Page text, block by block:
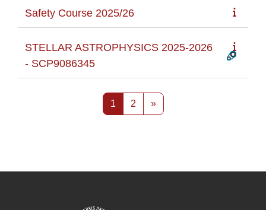
Safety Course 2025/26
STELLAR ASTROPHYSICS 2025-2026
- SCP9086345
1 Pagina 1
2Pagina 2
»Pagina successiva